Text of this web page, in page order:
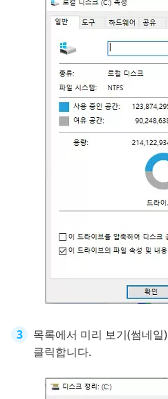
목록에서 미리 보기(썸네
클릭합니다.